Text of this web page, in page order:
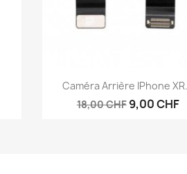
Aperçu rapide
Caméra Arrière IPhone
18,00 CHF 9,00 CHF